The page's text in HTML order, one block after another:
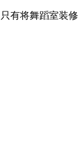
有将舞蹈室装修